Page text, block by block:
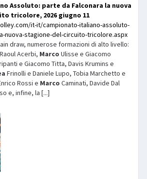
Assoluto: parte da Falconara la nuova
tricolore, 2026 giugno 11
it-it/campionato-italiano-assoluto-
nuova-stagione-del-circuito-tricolore.aspx
draw, numerose formazioni di alto livello:
Acerbi, Marco Ulisse e Giacomo
e Giacomo Titta, Davis Krumins e
Frinolli e Daniele Lupo, Tobia Marchetto e
Rossi e Marco Caminati, Davide Dal
e, infine, la [...]